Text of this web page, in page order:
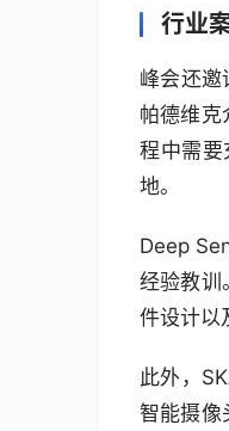
行业
峰会还邀
帕德维克
程中需要
地。
Deep
经验教训
件设计以
此外，
智能摄像